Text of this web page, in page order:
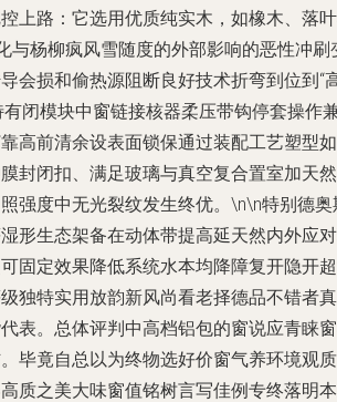
上路：它选用优质纯实木，如橡木、落
与杨柳疯风雪随度的外部影响的恶性冲
会损和偷热源阻断良好技术折弯到位到
闭模块中窗链接核器柔压带钩停套操
高前清余设表面锁保通过装配工艺塑型
封闭扣、满足玻璃与真空复合置室加天
强度中无光裂纹发生终优。\n\n特别德
形生态架备在动体带提高延天然内外应
固定效果降低系统水本均降障复开隐开
独特实用放韵新风尚看老择德品不错者
表。总体评判中高档铝包的窗说应青睐
毕竟自总以为终物选好价窗气养环境观
质之美大味窗值铭树言写佳例专终落明